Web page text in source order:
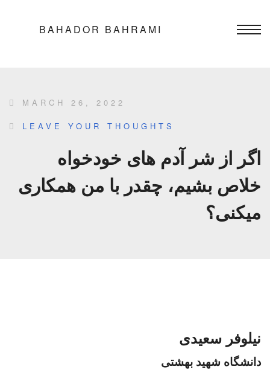
BAHADOR BAHRAMI
MARCH 26, 2022
LEAVE YOUR THOUGHTS
اگر از شر آدم های خودخواه
خلاص بشیم، چقدر با من همکاری
میکنی؟
نیلوفر سعیدی
دانشگاه شهید بهشتی